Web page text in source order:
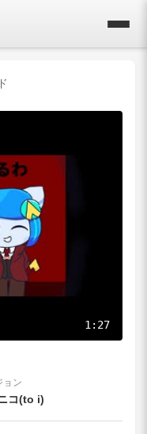
1:27
ョン
コ(to i)